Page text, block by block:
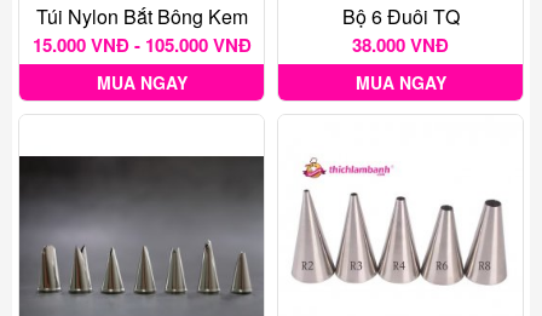
Túi Nylon Bắt Bông Kem
15.000 VNĐ - 105.000 VNĐ
MUA NGAY
Bộ 6 Đuôi TQ
38.000 VNĐ
MUA NGAY